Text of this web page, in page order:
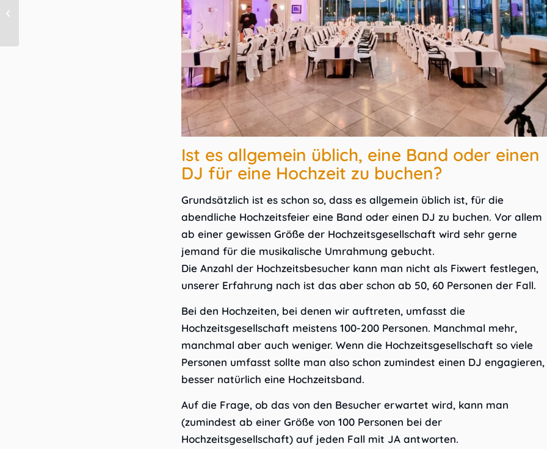
Ist es allgemein üblich, eine Band oder einen
DJ für eine Hochzeit zu buchen?
Grundsätzlich ist es schon so, dass es allgemein üblich ist, für die
abendliche Hochzeitsfeier eine Band oder einen DJ zu buchen. Vor allem
ab einer gewissen Größe der Hochzeitsgesellschaft wird sehr gerne
jemand für die musikalische Umrahmung gebucht.
Die Anzahl der Hochzeitsbesucher kann man nicht als Fixwert festlegen,
unserer Erfahrung nach ist das aber schon ab 50, 60 Personen der Fall.
Bei den Hochzeiten, bei denen wir auftreten, umfasst die
Hochzeitsgesellschaft meistens 100-200 Personen. Manchmal mehr,
manchmal aber auch weniger. Wenn die Hochzeitsgesellschaft so viele
Personen umfasst sollte man also schon zumindest einen DJ engagieren,
besser natürlich eine Hochzeitsband.
Auf die Frage, ob das von den Besucher erwartet wird, kann man
(zumindest ab einer Größe von 100 Personen bei der
Hochzeitsgesellschaft) auf jeden Fall mit JA antworten.